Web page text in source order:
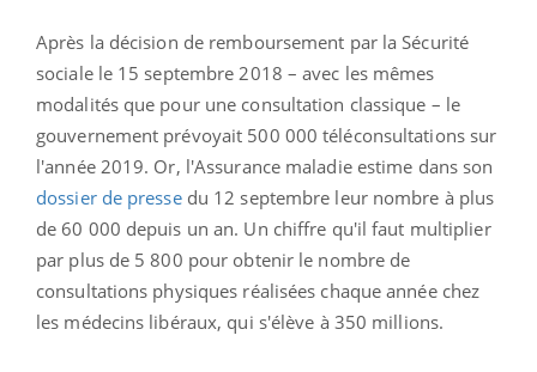
Après la décision de remboursement par la Sécurité
sociale le 15 septembre 2018 – avec les mêmes
modalités que pour une consultation classique – le
gouvernement prévoyait 500 000 téléconsultations sur
l'année 2019. Or, l'Assurance maladie estime dans son
dossier de pressedu 12 septembre leur nombre à plus
de 60 000 depuis un an. Un chiffre qu'il faut multiplier
par plus de 5 800 pour obtenir le nombre de
consultations physiques réalisées chaque année chez
les médecins libéraux, qui s'élève à 350 millions.